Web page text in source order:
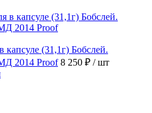
капсуле (31,1г) Бобслей.
2014 Proof 8 250 ₽ / шт